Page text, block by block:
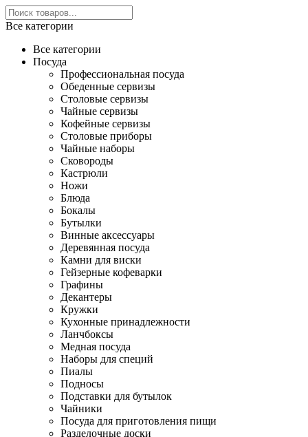
Все категории
Все категории
Посуда
Профессиональная посуда
Обеденные сервизы
Столовые сервизы
Чайные сервизы
Кофейные сервизы
Столовые приборы
Чайные наборы
Сковороды
Кастрюли
Ножи
Блюда
Бокалы
Бутылки
Винные аксессуары
Деревянная посуда
Камни для виски
Гейзерные кофеварки
Графины
Декантеры
Кружки
Кухонные принадлежности
Ланчбоксы
Медная посуда
Наборы для специй
Пиалы
Подносы
Подставки для бутылок
Чайники
Посуда для приготовления пищи
Разделочные доски